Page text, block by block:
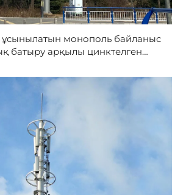
монополь байланыс
батыру арқылы цинктелген
үшін